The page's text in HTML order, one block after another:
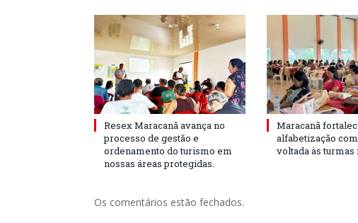
Resex Maracanã avança no
processo de gestão e
ordenamento do turismo em
nossas áreas protegidas.
Maracanã
alfabetização
voltada às turmas
Os comentários estão fechados.